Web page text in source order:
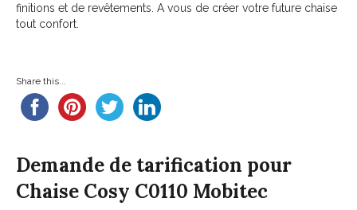
finitions et de revêtements. A vous de créer votre future chaise
tout confort.
Share this...
Demande de tarification pour
Chaise Cosy C0110 Mobitec